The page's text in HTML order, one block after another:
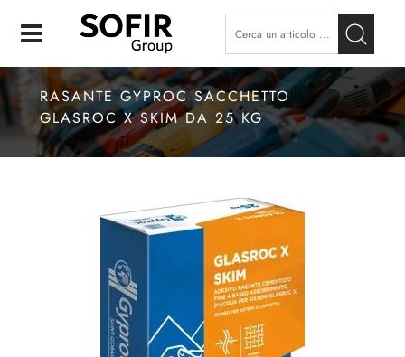
RASANTE GYPROC SACCHETTO
GLASROC X SKIM DA 25 KG